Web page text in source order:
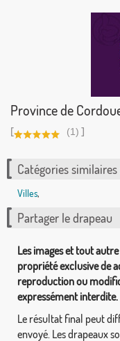
Province de
[ (1) ]
Catégories similaires
Villes,
Partager le drapeau
Les images et tout
propriété exclusive de
reproduction ou
expressément interdite.
Le résultat final peut
envoyé. Les drapeaux